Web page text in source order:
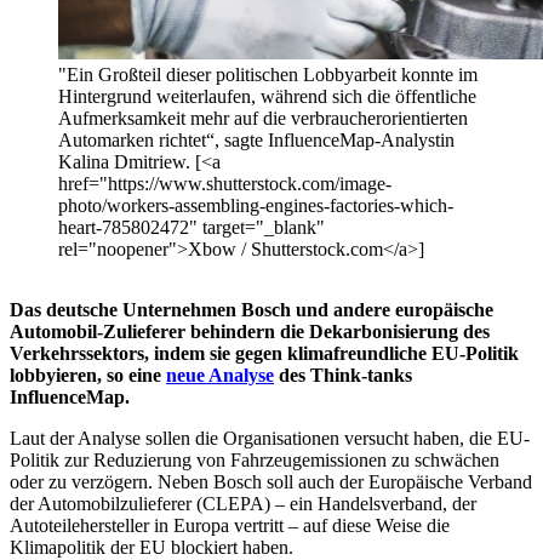
"Ein Großteil dieser politischen Lobbyarbeit konnte im
Hintergrund weiterlaufen, während sich die öffentliche
Aufmerksamkeit mehr auf die verbraucherorientierten
Automarken richtet“, sagte InfluenceMap-Analystin
Kalina Dmitriew. [<a
href="https://www.shutterstock.com/image-
photo/workers-assembling-engines-factories-which-
heart-785802472" target="_blank"
rel="noopener">Xbow / Shutterstock.com</a>]
Das deutsche Unternehmen Bosch und andere europäische
Automobil-Zulieferer behindern die Dekarbonisierung des
Verkehrssektors, indem sie gegen klimafreundliche EU-Politik
lobbyieren, so eine neue Analyse des Think-tanks
InfluenceMap.
Laut der Analyse sollen die Organisationen versucht haben, die EU-
Politik zur Reduzierung von Fahrzeugemissionen zu schwächen
oder zu verzögern. Neben Bosch soll auch der Europäische Verband
der Automobilzulieferer (CLEPA) – ein Handelsverband, der
Autoteilehersteller in Europa vertritt – auf diese Weise die
Klimapolitik der EU blockiert haben.